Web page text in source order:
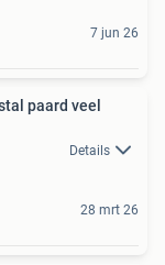
7 jun 26
paard veel
Details
28 mrt 26